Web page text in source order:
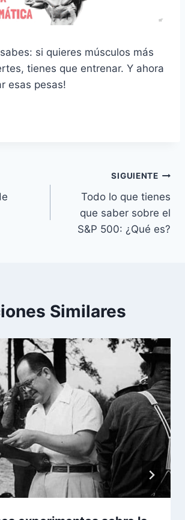
si quieres músculos más
tienes que entrenar. Y ahora
esas pesas!
SIGUIENTE
Todo lo que tienes
que saber sobre el
S&P 500: ¿Qué es?
Similares